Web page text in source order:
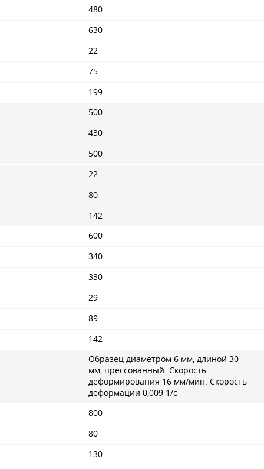
480
630
22
75
199
500
430
500
22
80
142
600
340
330
29
89
142
Образец диаметром 6 мм, длиной 30
мм, прессованный. Скорость
деформирования 16 мм/мин. Скорость
деформации 0,009 1/с
800
80
130